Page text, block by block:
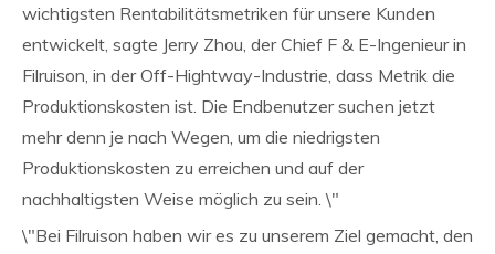
wichtigsten Rentabilitätsmetriken für unsere Kunden
entwickelt, sagte Jerry Zhou, der Chief F & E-Ingenieur in
Filruison, in der Off-Hightway-Industrie, dass Metrik die
Produktionskosten ist. Die Endbenutzer suchen jetzt
mehr denn je nach Wegen, um die niedrigsten
Produktionskosten zu erreichen und auf der
nachhaltigsten Weise möglich zu sein. \"
\"Bei Filruison haben wir es zu unserem Ziel gemacht, den